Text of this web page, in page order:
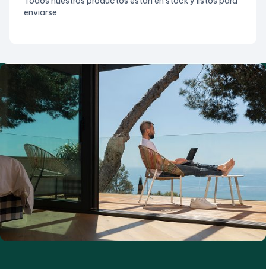
enviarse